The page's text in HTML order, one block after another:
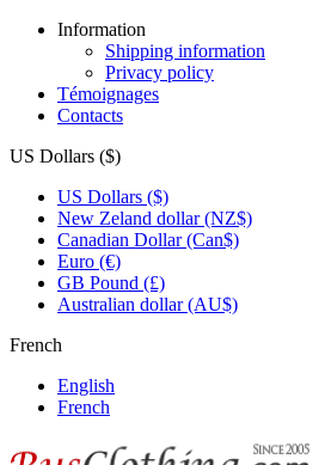
Information
Shipping information
Privacy policy
Témoignages
Contacts
US Dollars ($)
US Dollars ($)
New Zeland dollar (NZ$)
Canadian Dollar (Can$)
Euro (€)
GB Pound (£)
Australian dollar (AU$)
French
English
French